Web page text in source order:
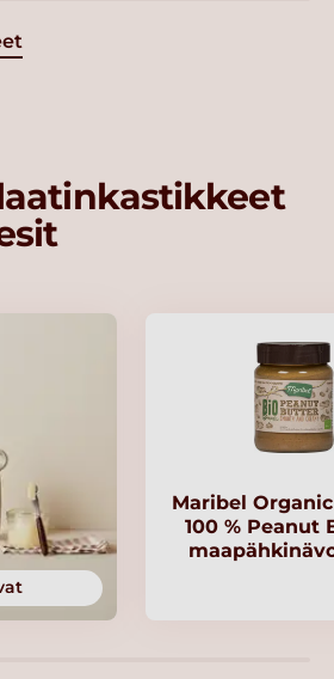
Maribel
100 % Peanut